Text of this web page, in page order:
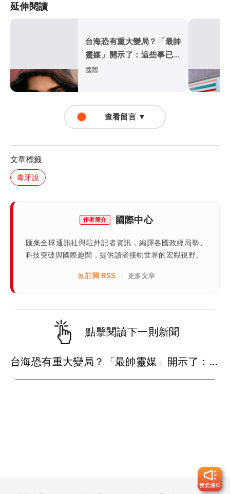
延伸閱讀
台海恐有重大變局？「最帥
靈媒」開示了：這些事已應
驗
國際
查看留言 ▼
文章標籤
毒牙說
作者簡介 國際中心
匯集全球通訊社與駐外記者資訊，編譯各國政經局勢、
科技突破與國際趣聞，提供讀者接軌世界的宏觀視野。
訂閱 RSS 更多文章
點擊閱讀下一則新聞
台海恐有重大變局？「最帥靈媒」開示了：這些事已應驗